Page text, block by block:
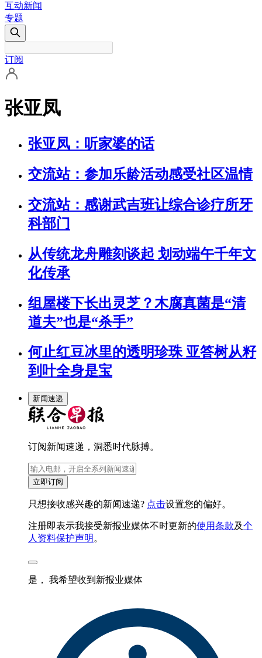
互动新闻
专题
订阅
张亚凤
张亚凤：听家婆的话
交流站：参加乐龄活动感受社区温情
交流站：感谢武吉班让综合诊疗所牙
科部门
从传统龙舟雕刻谈起 划动端午千年文
化传承
组屋楼下长出灵芝？木腐真菌是“清
道夫”也是“杀手”
何止红豆冰里的透明珍珠 亚答树从籽
到叶全身是宝
新闻速递
订阅新闻速递，洞悉时代脉搏。
立即订阅
只想接收感兴趣的新闻速递? 点击设置您的偏好。
注册即表示我接受新报业媒体不时更新的使用条款及个
人资料保护声明 。
是， 我希望收到新报业媒体